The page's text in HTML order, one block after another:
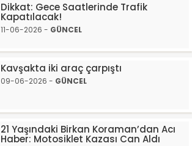
Dikkat: Gece Saatlerinde Trafik
Kapatılacak!
11-06-2026 - GÜNCEL
Kavşakta iki araç çarpıştı
09-06-2026 - GÜNCEL
21 Yaşındaki Birkan Koraman’dan Acı
Haber: Motosiklet Kazası Can Aldı